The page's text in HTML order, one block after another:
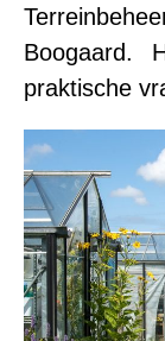
Boogaard.
praktische